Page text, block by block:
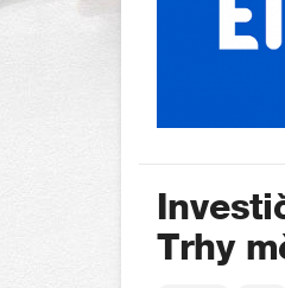
Trhy